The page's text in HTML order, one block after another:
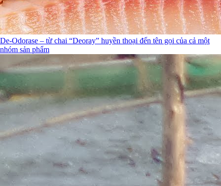
De-Odorase – từ chai “Deoray” huyền thoại đến tên gọi của cả một
nhóm sản phẩm